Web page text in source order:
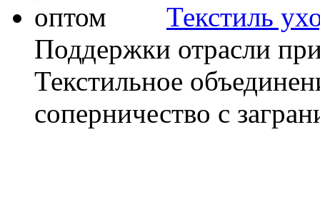
Текстиль
Поддержки отрасли
Текстильное
соперничество с